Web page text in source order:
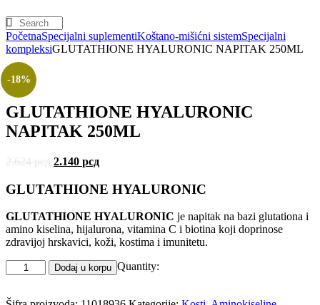
PočetnaSpecijalni suplementiKoštano-mišićni sistemSpecijalni
kompleksiGLUTATHIONE HYALURONIC NAPITAK 250ML
-18%
GLUTATHIONE HYALURONIC
NAPITAK 250ML
2.624рсд 2.140 рсд
GLUTATHIONE HYALURONIC
GLUTATHIONE HYALURONIC je napitak na bazi glutationa i
amino kiselina, hijalurona, vitamina C i biotina koji doprinose
zdravijoj hrskavici, koži, kostima i imunitetu.
Quantity:
Dodaj u korpu